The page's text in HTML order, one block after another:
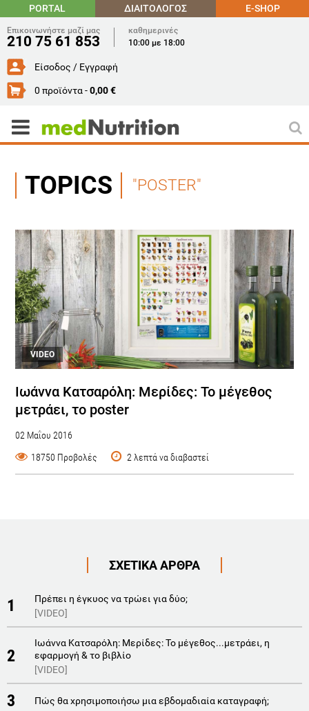
PORTAL ΔΙΑΙΤΟΛΟΓΟΣ E-SHOP
Επικοινωνήστε μαζί μας
210 75 61 853
καθημερινές
10:00 με 18:00
Είσοδος / Εγγραφή
0 προϊόντα -0,00 €
TOPICS "POSTER"
VIDEO
Ιωάννα Κατσαρόλη: Μερίδες: Το μέγεθος
μετράει, το poster
02 Μαΐου 2016
18750 Προβολές
2 λεπτά να διαβαστεί
ΣΧΕΤΙΚΑ ΑΡΘΡΑ
1
Πρέπει η έγκυος να τρώει για δύο;
[VIDEO]
2
Ιωάννα Κατσαρόλη: Μερίδες: Το μέγεθος...μετράει, η
εφαρμογή & το βιβλίο
[VIDEO]
3 Πώς θα χρησιμοποιήσω μια εβδομαδιαία καταγραφή;